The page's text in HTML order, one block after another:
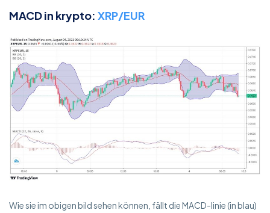
MACD in krypto: XRP/EUR
Wie sie im obigen bild sehen können, fällt die MACD-linie (in blau)